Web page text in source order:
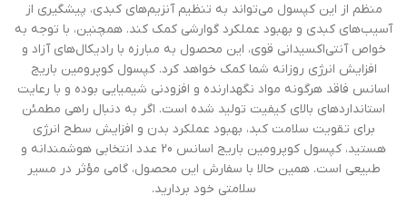
منظم از این کپسول می‌تواند به تنظیم آنزیم‌های کبدی، پیشگیری از
آسیب‌های کبدی و بهبود عملکرد گوارشی کمک کند. همچنین، با توجه به
خواص آنتی‌اکسیدانی قوی، این محصول به مبارزه با رادیکال‌های آزاد و
افزایش انرژی روزانه شما کمک خواهد کرد. کپسول کوپرومین باریج
اسانس فاقد هرگونه مواد نگهدارنده و افزودنی شیمیایی بوده و با رعایت
استانداردهای بالای کیفیت تولید شده است. اگر به دنبال راهی مطمئن
برای تقویت سلامت کبد، بهبود عملکرد بدن و افزایش سطح انرژی
هستید، کپسول کوپرومین باریج اسانس 20 عدد انتخابی هوشمندانه و
طبیعی است. همین حالا با سفارش این محصول، گامی مؤثر در مسیر
سلامتی خود بردارید.